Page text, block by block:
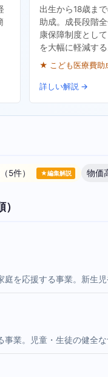
出生から18歳ま
助成。成長段階
康保障制度とし
を大幅に軽減す
★ こども医療費助
詳しい解説 →
5件） ★編集解説 物価
を応援する事業。新生
業。児童・生徒の健全な